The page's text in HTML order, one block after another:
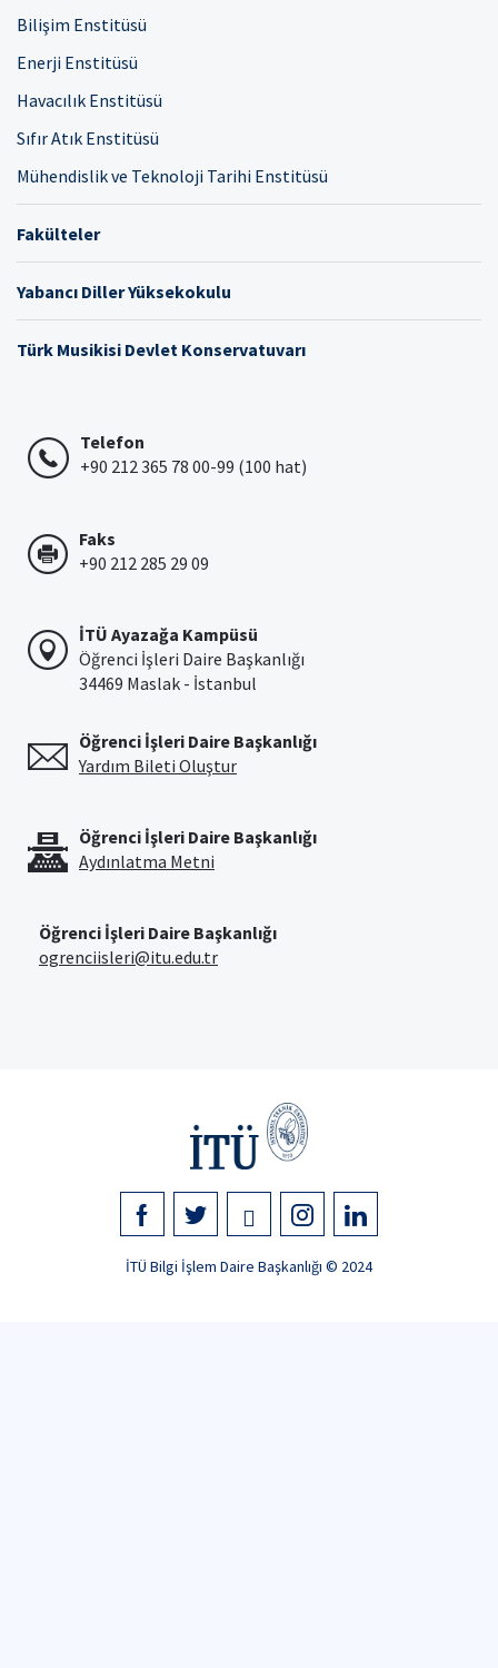
Bilişim Enstitüsü
Enerji Enstitüsü
Havacılık Enstitüsü
Sıfır Atık Enstitüsü
Mühendislik ve Teknoloji Tarihi Enstitüsü
Fakülteler
Yabancı Diller Yüksekokulu
Türk Musikisi Devlet Konservatuvarı
Telefon
+90 212 365 78 00-99 (100 hat)
Faks
+90 212 285 29 09
İTÜ Ayazağa Kampüsü
Öğrenci İşleri Daire Başkanlığı
34469 Maslak - İstanbul
Öğrenci İşleri Daire Başkanlığı
Yardım Bileti Oluştur
Öğrenci İşleri Daire Başkanlığı
Aydınlatma Metni
Öğrenci İşleri Daire Başkanlığı
ogrenciisleri@itu.edu.tr
İTÜ Bilgi İşlem Daire Başkanlığı © 2024